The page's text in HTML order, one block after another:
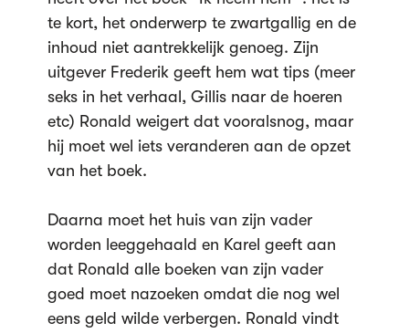
te kort, het onderwerp te zwartgallig en de
inhoud niet aantrekkelijk genoeg. Zijn
uitgever Frederik geeft hem wat tips (meer
seks in het verhaal, Gillis naar de hoeren
etc) Ronald weigert dat vooralsnog, maar
hij moet wel iets veranderen aan de opzet
van het boek.
Daarna moet het huis van zijn vader
worden leeggehaald en Karel geeft aan
dat Ronald alle boeken van zijn vader
goed moet nazoeken omdat die nog wel
eens geld wilde verbergen. Ronald vindt